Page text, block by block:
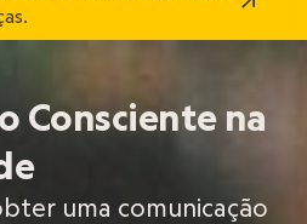
Consciente na
uma comunicação